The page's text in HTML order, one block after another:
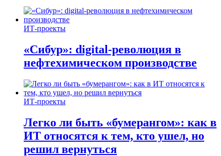
ИТ-проекты
«Сибур»: digital-революция в
нефтехимическом производстве
ИТ-проекты
Легко ли быть «бумерангом»: как в
ИТ относятся к тем, кто ушел, но
решил вернуться